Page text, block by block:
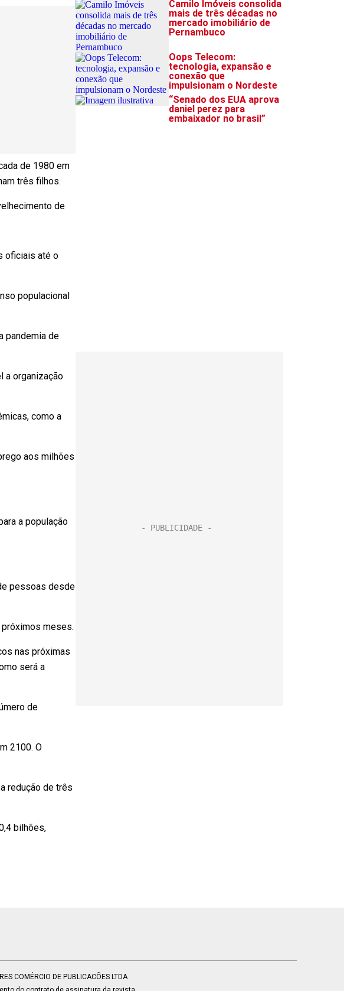
de 1980 em
três filhos.
de
oficiais até o
populacional
pandemia de
a organização
como a
aos milhões
a população
pessoas desde
meses.
nas próximas
será a
de
2100. O
redução de três
bilhões,
COMÉRCIO DE PUBLICACÕES LTDA